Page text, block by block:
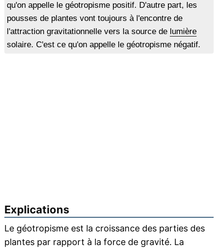
qu'on appelle le géotropisme positif. D'autre part, les
pousses de plantes vont toujours à l'encontre de
l'attraction gravitationnelle vers la source de lumière
solaire. C'est ce qu'on appelle le géotropisme négatif.
Explications
Le géotropisme est la croissance des parties des
plantes par rapport à la force de gravité. La